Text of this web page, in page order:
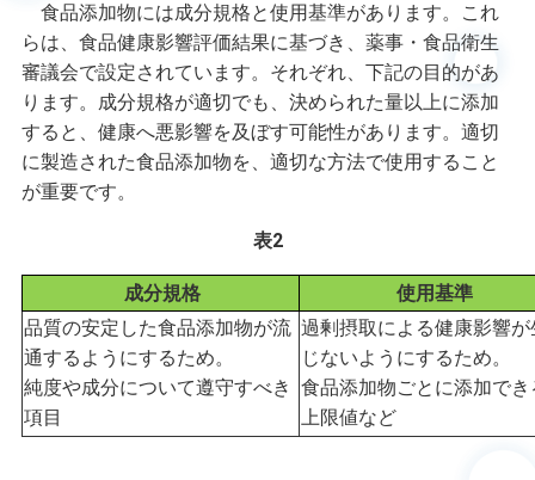
食品添加物には成分規格と使用基準があります。これ
らは、食品健康影響評価結果に基づき、薬事・食品衛生
審議会で設定されています。それぞれ、下記の目的があ
ります。成分規格が適切でも、決められた量以上に添加
すると、健康へ悪影響を及ぼす可能性があります。適切
に製造された食品添加物を、適切な方法で使用すること
が重要です。
表2
成分規格
使用基準
品質の安定した食品添加物が流
通するようにするため。
純度や成分について遵守すべき
項目
過剰摂取による健康影響が
じないようにするため。
食品添加物ごとに添加でき
上限値など